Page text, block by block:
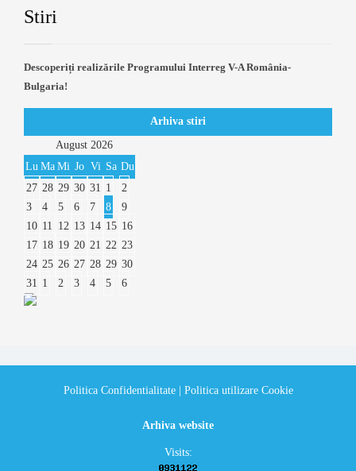
Stiri
Descoperiți realizările Programului Interreg V-A România-
Bulgaria!
Arhiva stiri
August 2026
Lu Ma Mi Jo Vi Sa Du
27 28 29 30 31 1
2
3
4 5 6 7 8
9
10 11 12 13 14 15 16
17 18 19 20 21 22 23
24 25 26 27 28 29 30
31 1 2 3 4 5 6
Politica Confidentialitate| Politica utilizare Cookie
Arhiva website
Visits: